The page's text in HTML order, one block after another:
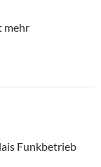
mehr
Funkbetrieb